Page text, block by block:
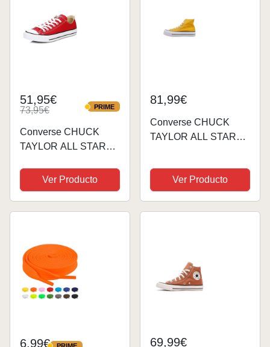
51,95€
73,95€ PRIME
PRIME
Converse CHUCK
TAYLOR ALL STAR
PLANAS Mujer
Ver Producto
81,99€
Converse CHUCK
TAYLOR ALL STAR
PLATAFORMA Mujer
Ver Producto
6,99€ 69,99€